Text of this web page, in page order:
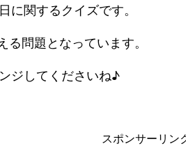
に関するクイズです。
る問題となっています。
ジしてくださいね♪
スポンサーリン